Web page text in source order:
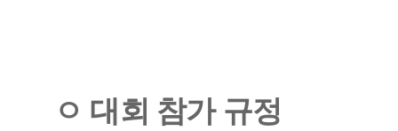
ㅇ 대회 참가 규정